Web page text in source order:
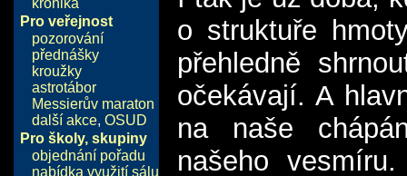
kronika
Pro veřejnost
pozorování
přednášky
kroužky
astrotábor
Messierův maraton
další akce, OSUD
Pro školy, skupiny
objednání pořadu
nabídka využití sálu
o struktuře
přehledně
očekávají. A
na naše
našeho